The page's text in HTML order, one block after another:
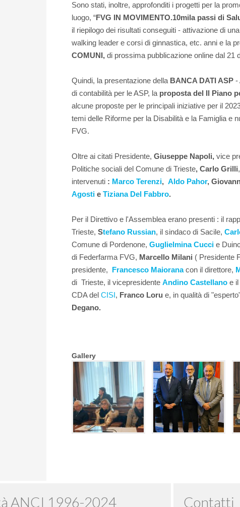
Sono stati, inoltre, approfonditi i progetti per la
luogo, “FVG IN MOVIMENTO.10mila passi di
il riepilogo dei risultati conseguiti - attivazione di
walking leader e corsi di ginnastica, etc. anni e la
COMUNI, di prossima pubblicazione online dal 21
Quindi, la presentazione della BANCA DATI ASP -
di contabilità per le ASP, la proposta del Il Piano
alcune proposte per le principali iniziative per il
temi delle Riforme per la Disabilità e la Famiglia e
FVG.
Oltre ai citati Presidente, Giuseppe Napoli, vice
Politiche sociali del Comune di Trieste, Carlo Grilli
intervenuti : Marco Terenzi, Aldo Pahor,
Agosti e Tiziana Del Fabbro.
Per il Direttivo e l'Assemblea erano presenti : il
Trieste, Stefano Russian, il sindaco di Sacile,
Comune di Pordenone, Guglielmina Cucci e
di Federfarma FVG, Marcello Milani ( Presidente
presidente, Francesco Maiorana con il direttore,
di Trieste, il vicepresidente Andino Castellano e il
CDA del CISI, Franco Loru e, in qualità di
Degano.
Gallery
ANCI 1996-2024 Contatti